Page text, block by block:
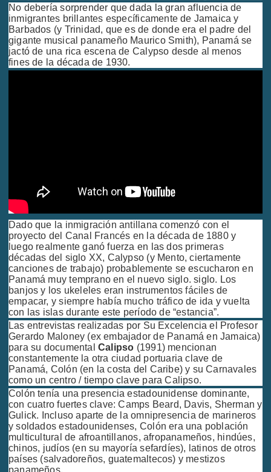
No debería sorprender que dada la gran afluencia de
inmigrantes brillantes específicamente de Jamaica y
Barbados (y Trinidad, que es de donde era el padre del
gigante musical panameño Maurico Smith), Panamá se
jactó de una rica escena de Calypso desde al menos
fines de la década de 1930.
Dado que la inmigración antillana comenzó con el
proyecto del Canal Francés en la década de 1880 y
luego realmente ganó fuerza en las dos primeras
décadas del siglo XX, Calypso (y Mento, ciertamente
canciones de trabajo) probablemente se escucharon en
Panamá muy temprano en el nuevo siglo. siglo. Los
banjos y los ukeleles eran instrumentos fáciles de
empacar, y siempre había mucho tráfico de ida y vuelta
con las islas durante este período de “estancia”.
Las entrevistas realizadas por Su Excelencia el Profesor
Gerardo Maloney (ex embajador de Panamá en Jamaica)
para su documental Calipso (1991) mencionan
constantemente la otra ciudad portuaria clave de
Panamá, Colón (en la costa del Caribe) y su Carnavales
como un centro / tiempo clave para Calipso.
Colón tenía una presencia estadounidense dominante,
con cuatro fuertes clave: Camps Beard, Davis, Sherman y
Gulick. Incluso aparte de la omnipresencia de marineros
y soldados estadounidenses, Colón era una población
multicultural de afroantillanos, afropanameños, hindúes,
chinos, judíos (en su mayoría sefardíes), latinos de otros
países (salvadoreños, guatemaltecos) y mestizos